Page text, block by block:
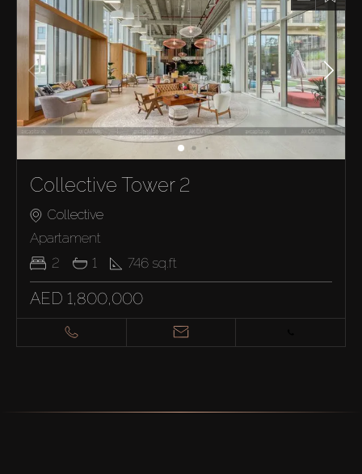
Collective Tower 2
Collective
Apartament
2
1 746 sq.ft
AED 1,800,000